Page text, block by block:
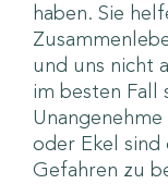
haben. Sie
und uns nicht
im besten Fall
oder Ekel
Gefahren zu